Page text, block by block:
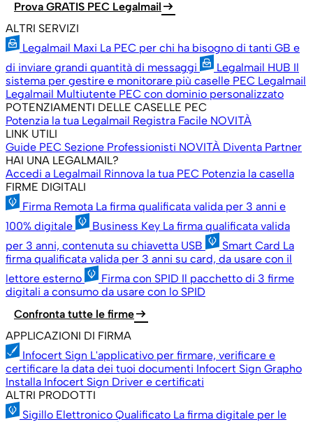
Prova GRATIS PEC Legalmail arrow_right_alt
ALTRI SERVIZI
Legalmail Maxi La PEC per chi ha bisogno di tanti GB e
di inviare grandi quantità di messaggi
Legalmail HUB Il
sistema per gestire e monitorare più caselle PEC Legalmail
Legalmail Multiutente PEC con dominio personalizzato
POTENZIAMENTI DELLE CASELLE PEC
Potenzia la tua Legalmail Registra Facile NOVITÀ
LINK UTILI
Guide PEC Sezione Professionisti NOVITÀ Diventa Partner
HAI UNA LEGALMAIL?
Accedi a Legalmail Rinnova la tua PEC Potenzia la casella
FIRME DIGITALI
Firma Remota La firma qualificata valida per 3 anni e
100% digitale
Business Key La firma qualificata valida
per 3 anni, contenuta su chiavetta USB
Smart Card La
firma qualificata valida per 3 anni su card, da usare con il
lettore esterno
Firma con SPID Il pacchetto di 3 firme
digitali a consumo da usare con lo SPID
Confronta tutte le firmearrow_right_alt
APPLICAZIONI DI FIRMA
Infocert Sign L'applicativo per firmare, verificare e
certificare la data dei tuoi documenti Infocert Sign Grapho
Installa Infocert Sign Driver e certificati
ALTRI PRODOTTI
Sigillo Elettronico Qualificato La firma digitale per le